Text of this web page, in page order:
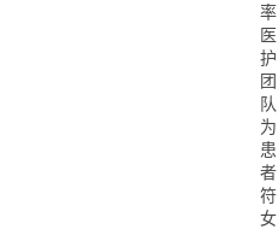
率
医
护
团
队
为
患
者
符
女